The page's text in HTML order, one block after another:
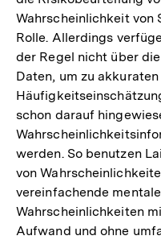
Wahrscheinlichkeit von
Rolle. Allerdings
der Regel nicht über
Daten, um zu
schon darauf
werden. So benutzen
von
vereinfachende
Wahrscheinlichkeiten
Aufwand und ohne